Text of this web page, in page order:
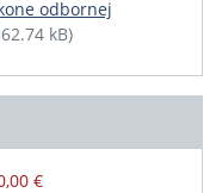
odbornej
kB)
€